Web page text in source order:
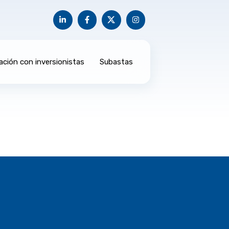
con inversionistas Subastas